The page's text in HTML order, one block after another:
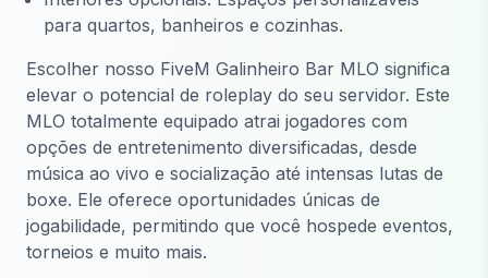
para quartos, banheiros e cozinhas.
Escolher nosso FiveM Galinheiro Bar MLO significa
elevar o potencial de roleplay do seu servidor. Este
MLO totalmente equipado atrai jogadores com
opções de entretenimento diversificadas, desde
música ao vivo e socialização até intensas lutas de
boxe. Ele oferece oportunidades únicas de
jogabilidade, permitindo que você hospede eventos,
torneios e muito mais.